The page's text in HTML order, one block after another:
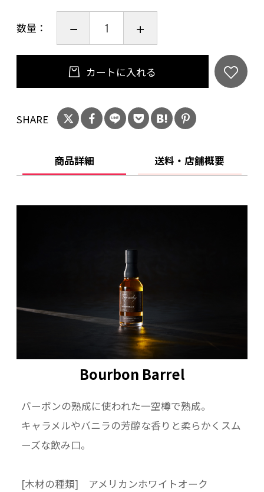
数量：
カートに入れる
SHARE
商品詳細 送料・店舗概要
Bourbon Barrel
バーボンの熟成に使われた一空樽で熟成。
キャラメルやバニラの芳醇な香りと柔らかくスム
ーズな飲み口。
[木材の種類] アメリカンホワイトオーク